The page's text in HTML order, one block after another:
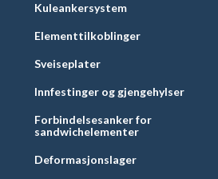
Kuleankersystem
Elementtilkoblinger
Sveiseplater
Innfestinger og gjengehylser
Forbindelsesanker for
sandwichelementer
Deformasjonslager